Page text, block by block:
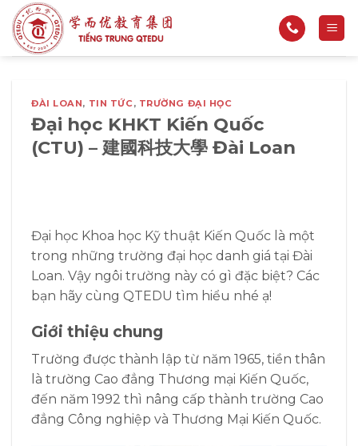
qua
nội
ĐÀI LOAN, TIN TỨC, TRƯỜNG ĐẠI HỌC
Đại học KHKT Kiến Quốc
(CTU) – 建國科技大學 Đài Loan
Đại học Khoa học Kỹ thuật Kiến Quốc là một
trong những trường đại học danh giá tại Đài
Loan. Vậy ngôi trường này có gì đặc biệt? Các
bạn hãy cùng QTEDU tìm hiểu nhé ạ!
Giới thiệu chung
Trường được thành lập từ năm 1965, tiền thân
là trường Cao đẳng Thương mại Kiến Quốc,
đến năm 1992 thì nâng cấp thành trường Cao
đẳng Công nghiệp và Thương Mại Kiến Quốc.